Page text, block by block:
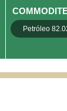
Petróleo